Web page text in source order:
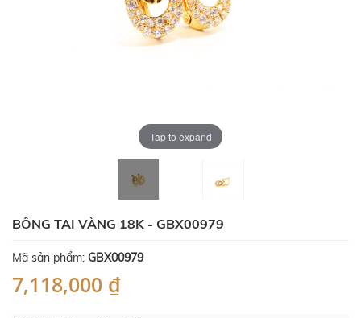
Tap to expand
BÔNG TAI VÀNG 18K - GBX00979
Mã sản phẩm: GBX00979
7,118,000 ₫